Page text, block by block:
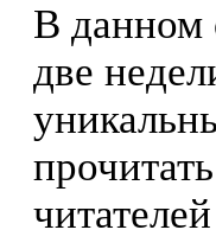
В данном
две